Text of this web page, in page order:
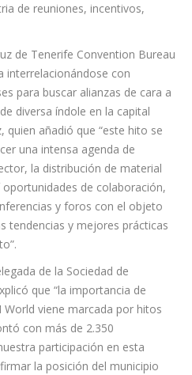
Bermúdez, quien ha
como un evento puntero
de reuniones, incentivos,
de Tenerife Convention Bureau
interrelacionándose con
para buscar alianzas de cara a
diversa índole en la capital
quien añadió que “este hito se
una intensa agenda de
la distribución de material
de colaboración,
y foros con el objeto
tendencias y mejores prácticas
de la Sociedad de
que “la importancia de
viene marcada por hitos
con más de 2.350